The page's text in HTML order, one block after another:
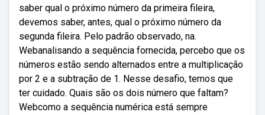
saber qual o próximo número da primeira fileira,
devemos saber, antes, qual o próximo número da
segunda fileira. Pelo padrão observado, na.
Webanalisando a sequência fornecida, percebo que os
números estão sendo alternados entre a multiplicação
por 2 e a subtração de 1. Nesse desafio, temos que
ter cuidado. Quais são os dois número que faltam?
Webcomo a sequência numérica está sempre